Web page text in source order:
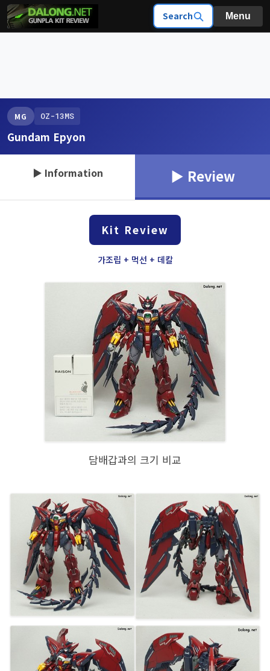
Search Menu
MG OZ-13MS
Gundam Epyon
▶ Information ▶ Review
Kit Review
가조립 + 먹선 + 데칼
담배갑과의 크기 비교